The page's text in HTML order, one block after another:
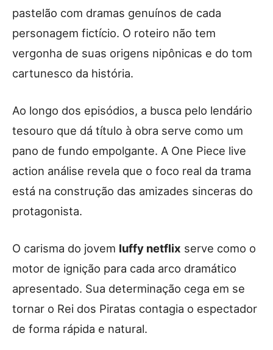
pastelão com dramas genuínos de cada
personagem fictício. O roteiro não tem
vergonha de suas origens nipônicas e do tom
cartunesco da história.
Ao longo dos episódios, a busca pelo lendário
tesouro que dá título à obra serve como um
pano de fundo empolgante. A One Piece live
action análise revela que o foco real da trama
está na construção das amizades sinceras do
protagonista.
O carisma do jovem luffy netflix serve como o
motor de ignição para cada arco dramático
apresentado. Sua determinação cega em se
tornar o Rei dos Piratas contagia o espectador
de forma rápida e natural.